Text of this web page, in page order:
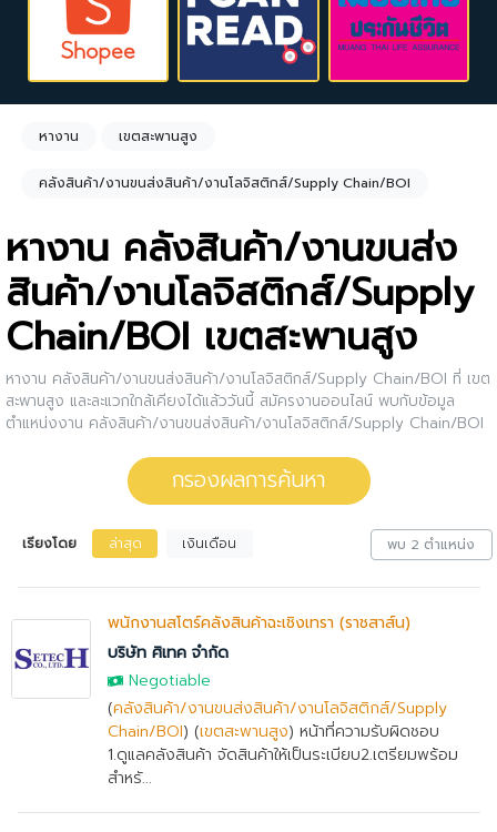
หางาน เขตสะพานสูง
คลังสินค้า/งานขนส่งสินค้า/งานโลจิสติกส์/Supply Chain/BOI
หางาน คลังสินค้า/งานขนส่ง
สินค้า/งานโลจิสติกส์/Supply
Chain/BOI เขตสะพานสูง
หางาน คลังสินค้า/งานขนส่งสินค้า/งานโลจิสติกส์/Supply Chain/BOI ที่ เขต
สะพานสูง และละแวกใกล้เคียงได้แล้ววันนี้ สมัครงานออนไลน์ พบกับข้อมูล
ตำแหน่งงาน คลังสินค้า/งานขนส่งสินค้า/งานโลจิสติกส์/Supply Chain/BOI
และวิธีสมัครงาน กรองงาน คลังสินค้า/งานขนส่งสินค้า/งานโลจิสติ
กส์/Supply Chain/BOI เขตสะพานสูง ให้กับคุณ สนใจตำแหน่งงานไหน ให้
คลิกดูรายละเอียดของตำแหน่งงานนั้นๆได้เลย หรือคุณสามารถปรับการกรอง
ผลการค้นหาได้อีกด้วย
กรองผลการค้นหา
เรียงโดย ล่าสุด เงินเดือน พบ 2 ตำแหน่ง
พนักงานสโตร์คลังสินค้าฉะเชิงเทรา (ราชสาส์น)
บริษัท ศิเทค จำกัด
Negotiable
(คลังสินค้า/งานขนส่งสินค้า/งานโลจิสติกส์/Supply
Chain/BOI) (เขตสะพานสูง) หน้าที่ความรับผิดชอบ
1.ดูแลคลังสินค้า จัดสินค้าให้เป็นระเบียบ2.เตรียมพร้อม
สำหรั...